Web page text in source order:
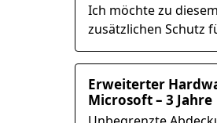
Ich möchte zu
zusätzlichen Schutz
Erweiterter
Microsoft – 3 Jahre